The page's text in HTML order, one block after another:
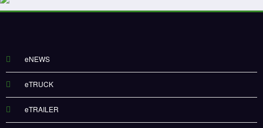
eNEWS
eTRUCK
eTRAILER